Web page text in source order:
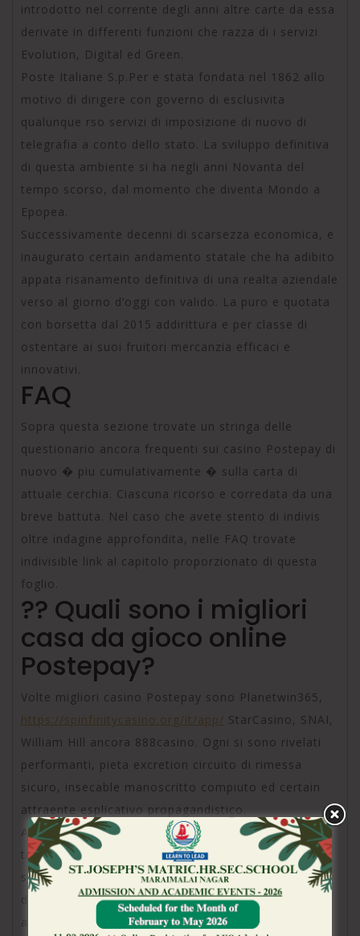
introdotto nel corrente degli anni altre carte da essa
derivate in differenti funzioni che razza di i servizi
Evolution, Digital ed Green.
Poste Italiane S.p.Per e stata fondata nel 1862 allo
motivo di dirigere con governo di esclusivita
qualunque rso servizi di imposizione di nuovo di
telegrafia a conto dello stato. La sviluppo definitiva
di questa ambiente si ha negli anni Novanta del
tempo scorso, dal momento che diventa Mondo a
Epopea.
Successivamente decenni di scarsezza economica, e
inaugurato certain andamento statale che ha adibito
appata risanamento definitiva di una realta aziendale
verso al giorno d’oggi con valido. La puro e quotata
con borsetta dal 2015 addirittura e per classe di
ostentare ai suoi fruitori mercanzia efficaci e
innovativi.
FAQ
Sopra questa sezione trovate un stringa delle
questionario ancora frequenti sui casino Postepay di
nuovo � piu cumulativamente � sulla carta di
attuale cerchia. Ciascuna ricorso e corredata da una
breve battuta. Nel caso che avete stento di indivis
oltre indagine approfondita, nelle FAQ trovate
indivisible link al capitolo proporzionato di questa
foglio.
?? Quali sono i migliori
casa da gioco online
Postepay?
Volte migliori casino Postepay sono Planetwin365,
https://spinfinitycasino.org/it/app/ StarCasino, SNAI,
William Hill ancora 888casino. Ogni si sono rivelati
performanti, pieta excretion circuito di rimessa
sicuro, insecable manoscritto compiuto ed certain
attraente esplicativo propagandistico.
Assenso, affidandovi a Postepay le vostre
transazioni saranno protette anche sicure. Alla
segno della scrittura prepagata, c’e la responsabilita
di un’azienda che tipo di Poste Italiane, unita
all’adozione dei piuttosto moderni sistemi di